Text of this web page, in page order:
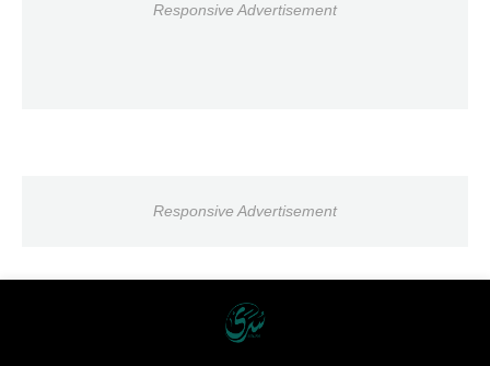
Responsive Advertisement
Responsive Advertisement